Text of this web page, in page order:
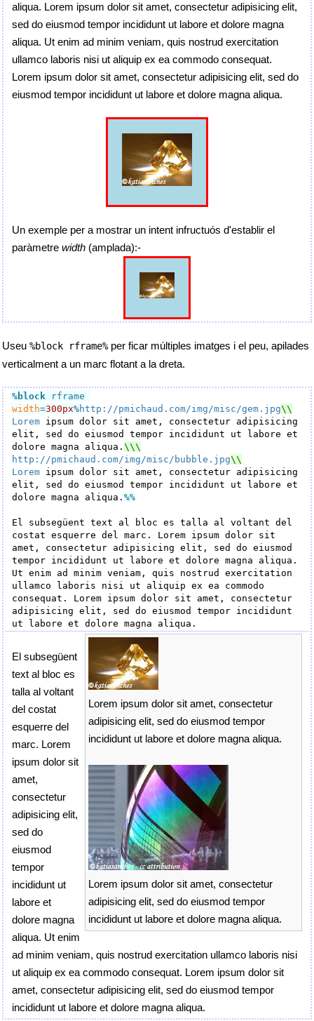
aliqua. Lorem ipsum dolor sit amet, consectetur adipisicing elit,
sed do eiusmod tempor incididunt ut labore et dolore magna
aliqua. Ut enim ad minim veniam, quis nostrud exercitation
ullamco laboris nisi ut aliquip ex ea commodo consequat.
Lorem ipsum dolor sit amet, consectetur adipisicing elit, sed do
eiusmod tempor incididunt ut labore et dolore magna aliqua.
Un exemple per a mostrar un intent infructuós d'establir el
paràmetre width (amplada):-
Useu %block rframe%per ficar múltiples imatges i el peu, apilades
verticalment a un marc flotant a la dreta.
%block
width=300px%http://pmichaud.com/img/misc/gem.jpg
Lorem ipsum dolor sit amet, consectetur adipisicing
elit, sed do eiusmod tempor incididunt ut labore et
dolore magna aliqua.
http://pmichaud.com/img/misc/bubble.jpg
Lorem ipsum dolor sit amet, consectetur adipisicing
elit, sed do eiusmod tempor incididunt ut labore et
dolore magna aliqua. %%
El subsegüent text al bloc es talla al voltant del
costat esquerre del marc. Lorem ipsum dolor sit
amet, consectetur adipisicing elit, sed do eiusmod
tempor incididunt ut labore et dolore magna aliqua.
Ut enim ad minim veniam, quis nostrud exercitation
ullamco laboris nisi ut aliquip ex ea commodo
consequat. Lorem ipsum dolor sit amet, consectetur
adipisicing elit, sed do eiusmod tempor incididunt
Lorem ipsum dolor sit amet, consectetur
adipisicing elit, sed do eiusmod tempor
incididunt ut labore et dolore magna aliqua.
Lorem ipsum dolor sit amet, consectetur
adipisicing elit, sed do eiusmod tempor
incididunt ut labore et dolore magna aliqua.
El subsegüent
text al bloc es
talla al voltant
del costat
esquerre del
marc. Lorem
ipsum dolor sit
amet,
consectetur
adipisicing elit,
sed do
eiusmod
tempor
incididunt ut
labore et
dolore magna
aliqua. Ut enim
ad minim veniam, quis nostrud exercitation ullamco laboris nisi
ut aliquip ex ea commodo consequat. Lorem ipsum dolor sit
amet, consectetur adipisicing elit, sed do eiusmod tempor
incididunt ut labore et dolore magna aliqua.